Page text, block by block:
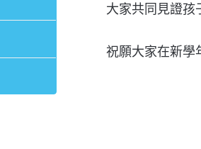
大家共同見證孩
祝願大家在新學